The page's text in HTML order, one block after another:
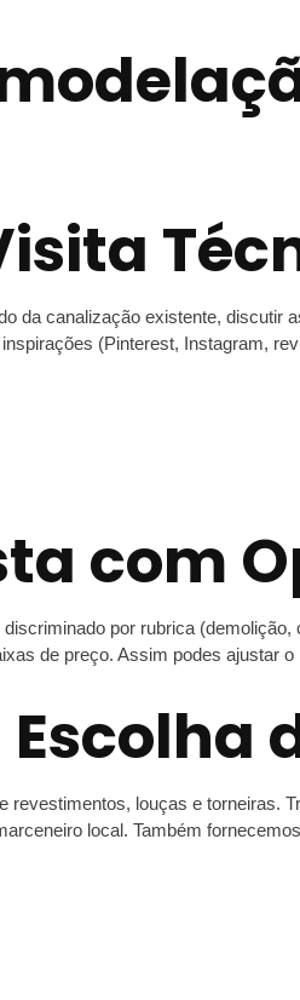
da canalização existente,
(Pinterest, Instagram,
com
por rubrica
de preço. Assim podes ajustar
louças e torneiras.
local. Também